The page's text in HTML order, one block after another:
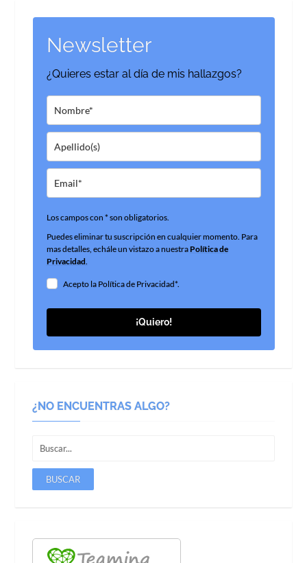
Newsletter
¿Quieres estar al día de mis hallazgos?
Los campos con * son obligatorios.
Puedes eliminar tu suscripción en cualquier momento. Para
mas detalles, echále un vistazo a nuestraPolítica de
Privacidad.
Acepto la Política de Privacidad*.
¡Quiero!
¿NO ENCUENTRAS ALGO?